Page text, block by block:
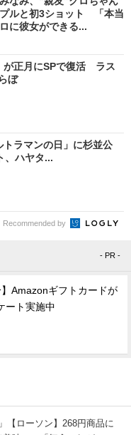
ルと初3ショット 「本当
に彼女ができる...
が正月にSPで復活 ラス
ぼ
ラマンの日」に杉並公
、ハヤタ...
Recommended by
- PR -
】Amazonギフトカードが
ート実施中
【ローソン】268円商品に